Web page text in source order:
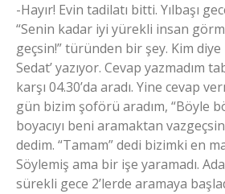
-Hayır! Evin tadilatı bitti. Yılbaşı
“Senin kadar iyi yürekli insan
geçsin!” türünden bir şey. Kim diye
Sedat’ yazıyor. Cevap yazmadım
karşı 04.30’da aradı. Yine cevap
gün bizim şoförü aradım, “Böyle
boyacıyı beni aramaktan
dedim. “Tamam” dedi bizimki en
Söylemiş ama bir işe yaramadı.
sürekli gece 2’lerde aramaya